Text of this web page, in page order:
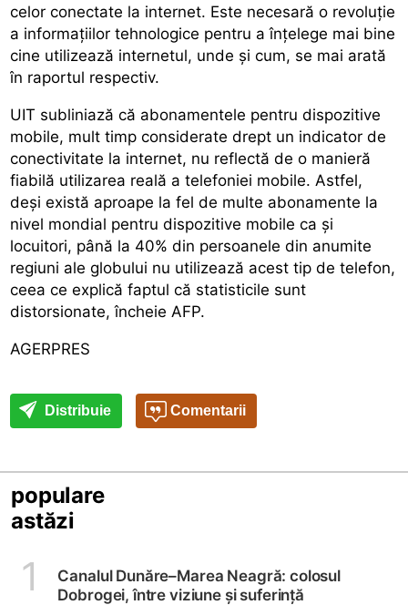
celor conectate la internet. Este necesară o revoluție
a informațiilor tehnologice pentru a înțelege mai bine
cine utilizează internetul, unde și cum, se mai arată
în raportul respectiv.
UIT subliniază că abonamentele pentru dispozitive
mobile, mult timp considerate drept un indicator de
conectivitate la internet, nu reflectă de o manieră
fiabilă utilizarea reală a telefoniei mobile. Astfel,
deși există aproape la fel de multe abonamente la
nivel mondial pentru dispozitive mobile ca și
locuitori, până la 40% din persoanele din anumite
regiuni ale globului nu utilizează acest tip de telefon,
ceea ce explică faptul că statisticile sunt
distorsionate, încheie AFP.
AGERPRES
Distribuie Comentarii
populare
astăzi
1
Canalul Dunăre–Marea Neagră: colosul
Dobrogei, între viziune și suferință